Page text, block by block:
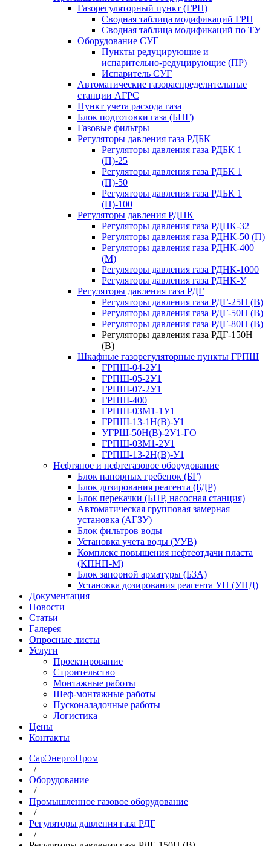
Газорегуляторный пункт (ГРП)
Сводная таблица модификаций ГРП
Сводная таблица модификаций по ТУ
Оборудование СУГ
Пункты редуцирующие и
испарительно-редуцирующие (ПР)
Испаритель СУГ
Автоматические газораспределительные
станции АГРС
Пункт учета расхода газа
Блок подготовки газа (БПГ)
Газовые фильтры
Регуляторы давления газа РДБК
Регуляторы давления газа РДБК 1
(П)-25
Регуляторы давления газа РДБК 1
(П)-50
Регуляторы давления газа РДБК 1
(П)-100
Регуляторы давления РДНК
Регуляторы давления газа РДНК-32
Регуляторы давления газа РДНК-50 (П)
Регуляторы давления газа РДНК-400
(М)
Регуляторы давления газа РДНК-1000
Регуляторы давления газа РДНК-У
Регуляторы давления газа РДГ
Регуляторы давления газа РДГ-25Н (В)
Регуляторы давления газа РДГ-50Н (В)
Регуляторы давления газа РДГ-80Н (В)
Регуляторы давления газа РДГ-150Н
(В)
Шкафные газорегуляторные пункты ГРПШ
ГРПШ-04-2У1
ГРПШ-05-2У1
ГРПШ-07-2У1
ГРПШ-400
ГРПШ-03М1-1У1
ГРПШ-13-1Н(В)-У1
УГРШ-50Н(В)-2У1-ГО
ГРПШ-03М1-2У1
ГРПШ-13-2Н(В)-У1
Нефтяное и нефтегазовое оборудование
Блок напорных гребенок (БГ)
Блок дозирования реагента (БДР)
Блок перекачки (БПР, насосная станция)
Автоматическая групповая замерная
установка (АГЗУ)
Блок фильтров воды
Установка учета воды (УУВ)
Комплекс повышения нефтеотдачи пласта
(КПНП-М)
Блок запорной арматуры (БЗА)
Установка дозирования реагента УН (УНД)
Документация
Новости
Статьи
Галерея
Опросные листы
Услуги
Проектирование
Строительство
Монтажные работы
Шеф-монтажные работы
Пусконаладочные работы
Логистика
Цены
Контакты
СарЭнергоПром
/
Оборудование
/
Промышленное газовое оборудование
/
Регуляторы давления газа РДГ
/